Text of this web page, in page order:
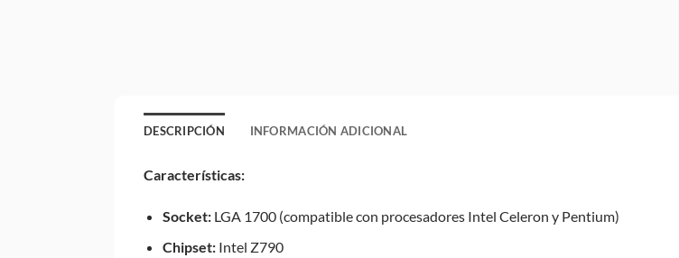
DESCRIPCIÓN INFORMACIÓN ADICIONAL
Características:
Socket:LGA 1700 (compatible con procesadores Intel Celeron y Pentium)
Chipset:Intel Z790